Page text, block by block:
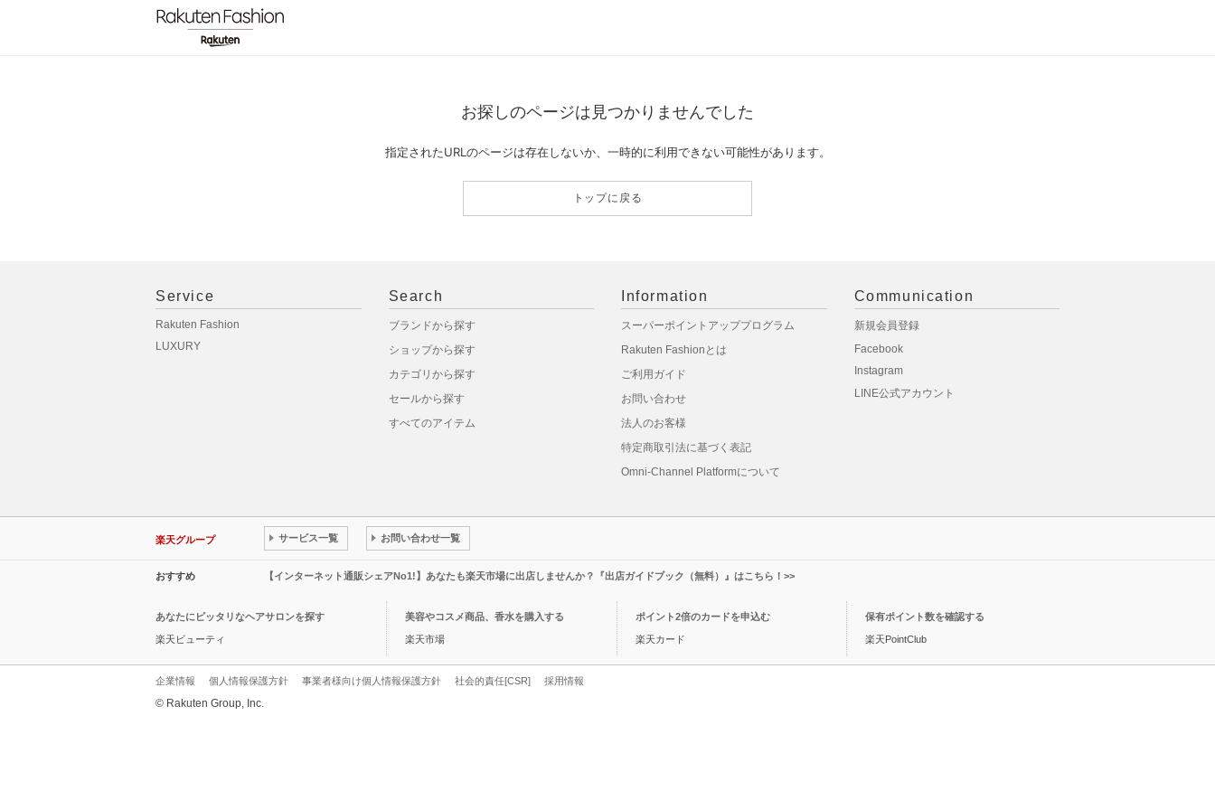
お探しのページは見つかりませんでした
指定されたURLのページは存在しないか、一時的に利用できない可能性があります。
トップに戻る
Service
Rakuten Fashion
LUXURY
Search
ブランドから探す
ショップから探す
カテゴリから探す
セールから探す
すべてのアイテム
Information
スーパーポイントアッププログラム
Rakuten Fashionとは
ご利用ガイド
お問い合わせ
法人のお客様
特定商取引法に基づく表記
Omni-Channel Platformについて
Communication
新規会員登録
Facebook
Instagram
LINE公式アカウント
楽天グループ サービス一覧 お問い合わせ一覧
おすすめ 【インターネット通販シェアNo1!】あなたも楽天市場に出店しませんか？『出店ガイドブック（無料）』はこちら！>>
あなたにピッタリなヘアサロンを探す
楽天ビューティ
美容やコスメ商品、香水を購入する
楽天市場
ポイント2倍のカードを申込む
楽天カード
保有ポイント数を確認する
楽天PointClub
企業情報 個人情報保護方針 事業者様向け個人情報保護方針 社会的責任[CSR] 採用情報
© Rakuten Group, Inc.